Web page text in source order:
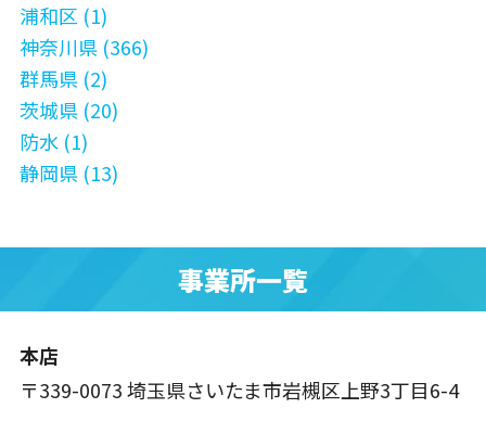
浦和区 (1)
神奈川県 (366)
群馬県 (2)
茨城県 (20)
防水 (1)
静岡県 (13)
事業所一覧
本店
〒339-0073 埼玉県さいたま市岩槻区上野3丁目6-4